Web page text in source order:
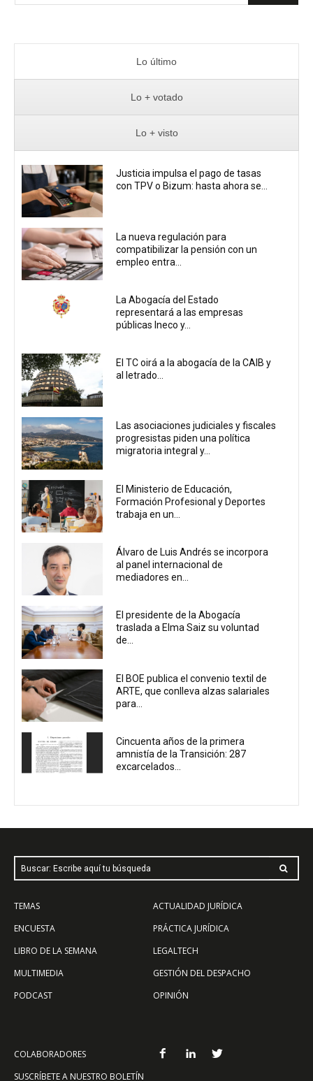
Lo último
Lo + votado
Lo + visto
Justicia impulsa el pago de tasas
con TPV o Bizum: hasta ahora se...
La nueva regulación para
compatibilizar la pensión con un
empleo entra...
La Abogacía del Estado
representará a las empresas
públicas Ineco y...
El TC oirá a la abogacía de la CAIB y
al letrado...
Las asociaciones judiciales y fiscales
progresistas piden una política
migratoria integral y...
El Ministerio de Educación,
Formación Profesional y Deportes
trabaja en un...
Álvaro de Luis Andrés se incorpora
al panel internacional de
mediadores en...
El presidente de la Abogacía
traslada a Elma Saiz su voluntad
de...
El BOE publica el convenio textil de
ARTE, que conlleva alzas salariales
para...
Cincuenta años de la primera
amnistía de la Transición: 287
excarcelados...
Buscar: Escribe aquí tu búsqueda
TEMAS
ENCUESTA
LIBRO DE LA SEMANA
MULTIMEDIA
PODCAST
ACTUALIDAD JURÍDICA
PRÁCTICA JURÍDICA
LEGALTECH
GESTIÓN DEL DESPACHO
OPINIÓN
COLABORADORES
SUSCRÍBETE A NUESTRO BOLETÍN